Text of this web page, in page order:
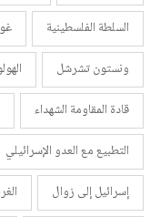
السلطة الفلسطينية
ونستون تشرشل
قادة المقاومة الشهداء
التطبيع مع العدو الإسرائيلي
إسرائيل إلى زوال